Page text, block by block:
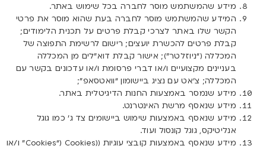
מידע שהמשתמש מוסר לחברה בכל שימוש באתר.
המידע שהמשתמש מוסר לחברה בעת שהוא מוסר את פרטי
הקשר שלו באתר לצרכי קבלת פרטים על תכנית הלימודים;
קבלת פרטים להכשרת יועצים; רישום לרשימת התפוצה של
המכללה (“ניוזלטר”); אישור קבלת דוא”לים מן המכללה
בעניינים מקצועיים ו/או דברי פרסומת ו/או עדכונים בקשר עם
המכללה; צ’אט עם נציג ביישומון “וואטסאפ”;
מידע שנמסר באמצעות החנות הדיגיטלית באתר.
מידע שנאסף מרשת האינטרנט.
מידע שנאסף באמצעות שימוש ביישומים צד ג’ כמו גוגל
אנליטיקס, גוגל קונסול ועוד.
מידע שנאסף באמצעות קובצי עוגיות ((Cookies (“
Cookies” ו/או